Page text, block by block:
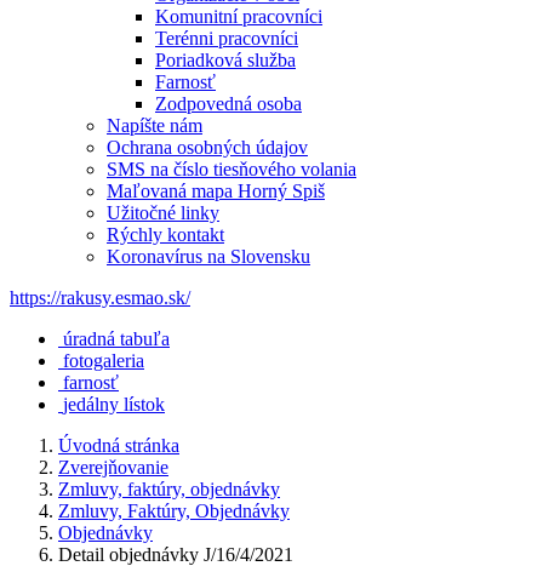
Komunitní pracovníci
Terénni pracovníci
Poriadková služba
Farnosť
Zodpovedná osoba
Napíšte nám
Ochrana osobných údajov
SMS na číslo tiesňového volania
Maľovaná mapa Horný Spiš
Užitočné linky
Rýchly kontakt
Koronavírus na Slovensku
https://rakusy.esmao.sk/
úradná tabuľa
fotogaleria
farnosť
jedálny lístok
Úvodná stránka
Zverejňovanie
Zmluvy, faktúry, objednávky
Zmluvy, Faktúry, Objednávky
Objednávky
Detail objednávky J/16/4/2021